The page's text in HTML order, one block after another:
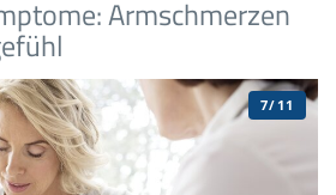
Armschmerzen
7/11